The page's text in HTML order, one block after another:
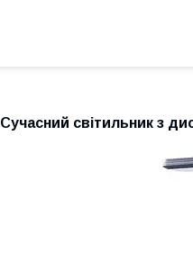
Сучасний світильник з